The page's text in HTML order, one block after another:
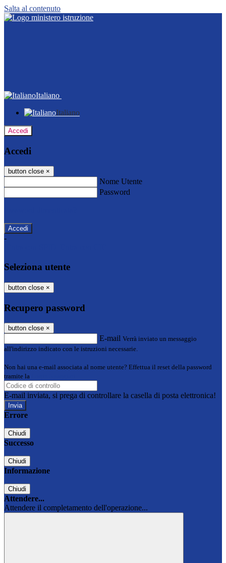
Salta al contenuto
Italiano
Italiano
Accedi
Accedi
button close ×
Nome Utente
Password
-
Seleziona utente
button close ×
Recupero password
button close ×
E-mail Verrà inviato un messaggio
all'indirizzo indicato con le istruzioni necessarie.
Non hai una e-mail associata al nome utente? Effettua il reset della password
tramite la
E-mail inviata, si prega di controllare la casella di posta elettronica!
Errore
Chiudi
Successo
Chiudi
Informazione
Chiudi
Attendere...
Attendere il completamento dell'operazione...